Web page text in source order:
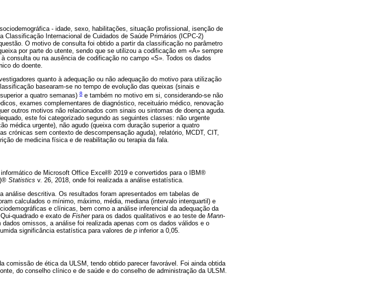
- idade, sexo, habilitações, situação profissional, isenção de
Internacional de Cuidados de Saúde Primários (ICPC-2)
O motivo de consulta foi obtido a partir da classificação no parâmetro
por parte do utente, sendo que se utilizou a codificação em «A» sempre
consulta ou na ausência de codificação no campo «S». Todos os dados
do doente.
quanto à adequação ou não adequação do motivo para utilização
basearam-se no tempo de evolução das queixas (sinais e
a quatro semanas) 8 e também no motivo em si, considerando-se não
exames complementares de diagnóstico, receituário médico, renovação
outros motivos não relacionados com sinais ou sintomas de doença aguda.
este foi categorizado segundo as seguintes classes: não urgente
médica urgente), não agudo (queixa com duração superior a quatro
crónicas sem contexto de descompensação aguda), relatório, MCDT, CIT,
de medicina física e de reabilitação ou terapia da fala.
de Microsoft Office Excel® 2019 e convertidos para o IBM®
Statistics v. 26, 2018, onde foi realizada a análise estatística.
análise descritiva. Os resultados foram apresentados em tabelas de
calculados o mínimo, máximo, média, mediana (intervalo interquartil) e
e clínicas, bem como a análise inferencial da adequação da
quadrado e exato de Fisherpara os dados qualitativos e ao teste de Mann-
omissos, a análise foi realizada apenas com os dados válidos e o
significância estatística para valores de p inferior a 0,05.
comissão de ética da ULSM, tendo obtido parecer favorável. Foi ainda obtida
do conselho clínico e de saúde e do conselho de administração da ULSM.